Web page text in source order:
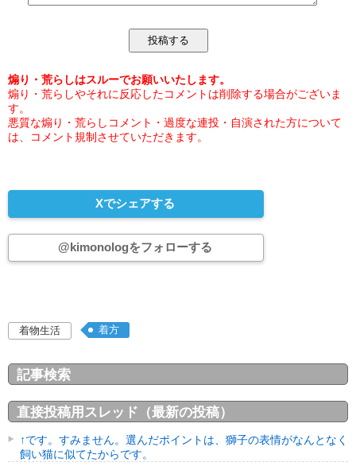
煽り・荒らしはスルーでお願いいたします。
煽り・荒らしやそれに反応したコメントは削除する場合がございま
す。
悪質な煽り・荒らしコメント・過度な連投・自演された方について
は、コメント規制させていただきます。
Xでシェアする
@kimonologをフォローする
着物生活 着方
記事検索
直接投稿用スレッド（最新の投稿）
↑です。すみません。選んだポイントは、獅子の表情がなんとなく
飼い猫に似てたからです。